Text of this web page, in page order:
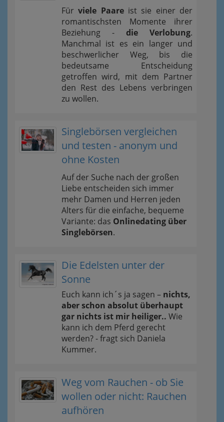
Fürviele Paareist sie einer der
romantischsten Momente ihrer
Beziehung - die Verlobung.
Manchmal ist es ein langer und
beschwerlicher Weg, bis die
bedeutsame Entscheidung
getroffen wird, mit dem Partner
den Rest des Lebens verbringen
zu wollen.
Singlebörsen vergleichen
und testen - anonym und
ohne Kosten
Auf der Suche nach der großen
Liebe entscheiden sich immer
mehr Damen und Herren jeden
Alters für die einfache, bequeme
Variante: das Onlinedating über
Singlebörsen.
Die Edelsten unter der
Sonne
Euch kann ich´s ja sagen – nichts,
aber schon absolut überhaupt
gar nichts ist mir heiliger.. Wie
kann ich dem Pferd gerecht
werden? - fragt sich Daniela
Kummer.
Weg vom Rauchen - ob Sie
wollen oder nicht: Rauchen
aufhören